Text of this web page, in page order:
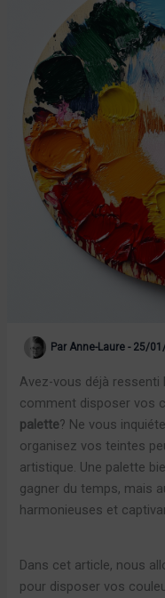
Par Anne-Laure- 25/
Avez-vous déjà
comment disposer vos
palette? Ne vous
organisez vos teintes
artistique. Une palette
gagner du temps, mais
harmonieuses et
Dans cet article, nous
pour disposer vos